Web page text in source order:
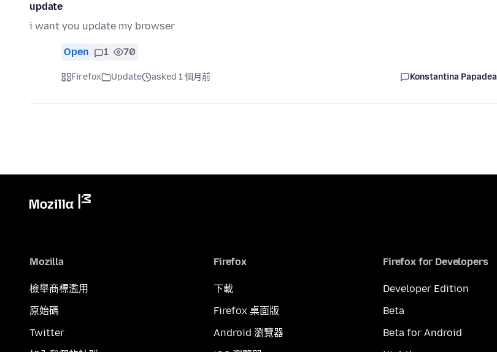
update
i want you update my browser
Open 1 70
Firefox Update asked 1 個月前 Konstantina Papadea
Mozilla
檢舉商標濫用
原始碼
Twitter
Firefox
下載
Firefox 桌面版
Android 瀏覽器
Firefox for Developers
Developer Edition
Beta
Beta for Android